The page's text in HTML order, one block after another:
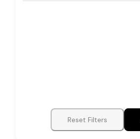
Reset Filters